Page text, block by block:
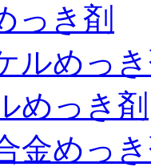
っき剤
ルめっ
めっき剤
金めっ